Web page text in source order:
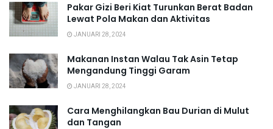
Pakar Gizi Beri Kiat Turunkan Berat Badan
Lewat Pola Makan dan Aktivitas
JANUARI 28, 2024
Makanan Instan Walau Tak Asin Tetap
Mengandung Tinggi Garam
JANUARI 28, 2024
Cara Menghilangkan Bau Durian di Mulut
dan Tangan